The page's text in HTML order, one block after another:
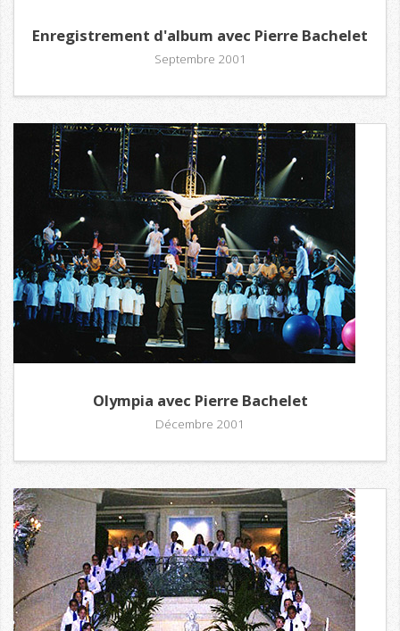
Enregistrement d'album avec Pierre Bachelet
Septembre 2001
Olympia avec Pierre Bachelet
Décembre 2001